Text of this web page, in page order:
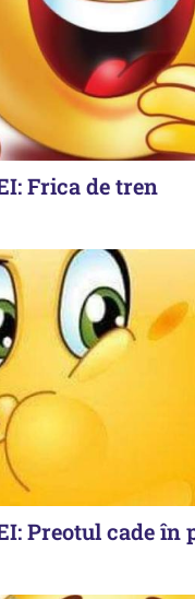
Frica de tren
Preotul cade în